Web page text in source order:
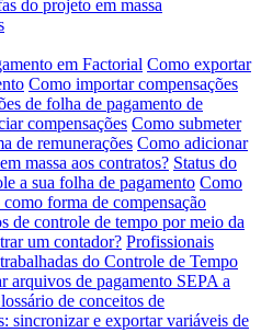
do projeto em massa
em Factorial Como exportar
Como importar compensações
de folha de pagamento de
compensações Como submeter
de remunerações Como adicionar
massa aos contratos? Status do
a sua folha de pagamento Como
forma de compensação
de controle de tempo por meio da
um contador? Profissionais
do Controle de Tempo
arquivos de pagamento SEPA a
de conceitos de
sincronizar e exportar variáveis de